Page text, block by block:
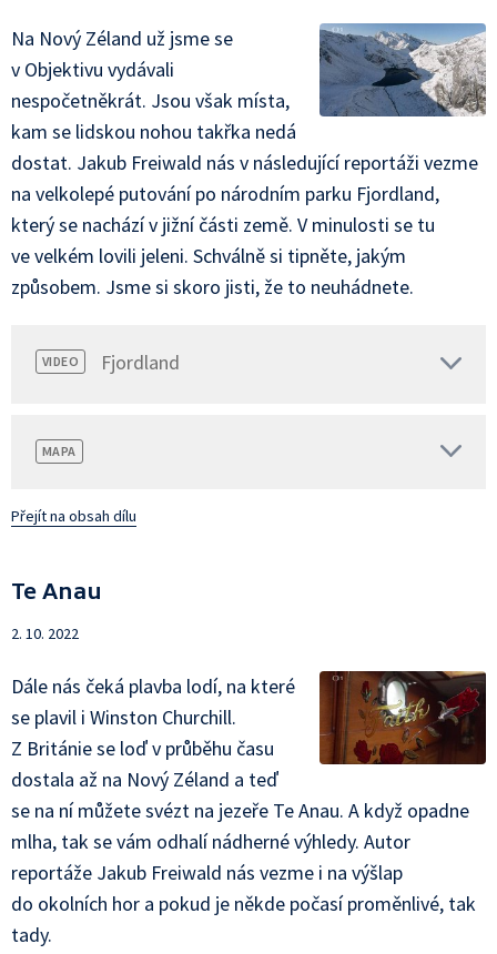
Na Nový Zéland už jsme se
v Objektivu vydávali
nespočetněkrát. Jsou však místa,
kam se lidskou nohou takřka nedá
dostat. Jakub Freiwald nás v následující reportáži vezme
na velkolepé putování po národním parku Fjordland,
který se nachází v jižní části země. V minulosti se tu
ve velkém lovili jeleni. Schválně si tipněte, jakým
způsobem. Jsme si skoro jisti, že to neuhádnete.
VIDEO Fjordland
MAPA
Přejít na obsah dílu
Te Anau
2. 10. 2022
Dále nás čeká plavba lodí, na které
se plavil i Winston Churchill.
Z Británie se loď v průběhu času
dostala až na Nový Zéland a teď
se na ní můžete svézt na jezeře Te Anau. A když opadne
mlha, tak se vám odhalí nádherné výhledy. Autor
reportáže Jakub Freiwald nás vezme i na výšlap
do okolních hor a pokud je někde počasí proměnlivé, tak
tady.